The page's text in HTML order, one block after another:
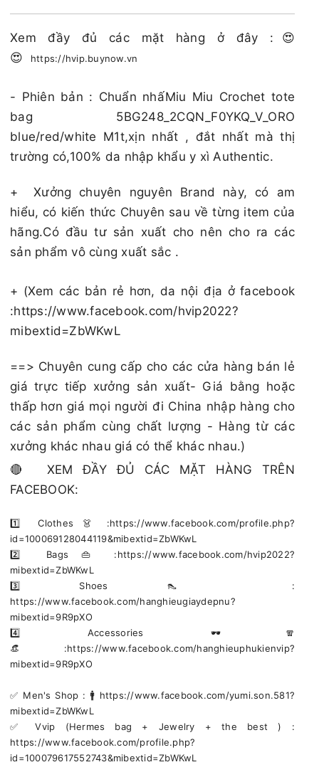
Xem đầy đủ các mặt hàng ở đây :😍
😍
https://hvip.buynow.vn
- Phiên bản : Chuẩn nhấMiu Miu Crochet tote
bag 5BG248_2CQN_F0YKQ_V_ORO
blue/red/white M1t,xịn nhất , đắt nhất mà thị
trường có,100% da nhập khẩu y xì Authentic.
+Xưởng chuyên nguyên Brand này, có am
hiểu, có kiến thức Chuyên sau về từng item của
hãng.Có đầu tư sản xuất cho nên cho ra các
sản phẩm vô cùng xuất sắc .
+ (Xem các bản rẻ hơn, da nội địa ở facebook
:https://www.facebook.com/hvip2022?
mibextid=ZbWKwL
==> Chuyên cung cấp cho các cửa hàng bán lẻ
giá trực tiếp xưởng sản xuất- Giá bằng hoặc
thấp hơn giá mọi người đi China nhập hàng cho
các sản phẩm cùng chất lượng - Hàng từ các
xưởng khác nhau giá có thể khác nhau.)
🔴 XEM ĐẦY ĐỦ CÁC MẶT HÀNG TRÊN
FACEBOOK:
1️⃣ Clothes 👗 :https://www.facebook.com/profile.php?
id=100069128044119&mibextid=ZbWKwL
2️⃣ Bags 👜 :https://www.facebook.com/hvip2022?
mibextid=ZbWKwL
3️⃣ Shoes 👠 :
https://www.facebook.com/hanghieugiaydepnu?
mibextid=9R9pXO
4️⃣ Accessories 🕶🧣
👒:https://www.facebook.com/hanghieuphukienvip?
mibextid=9R9pXO
✅️ Men's Shop : 🚹 https://www.facebook.com/yumi.son.581?
mibextid=ZbWKwL
✅️ Vvip (Hermes bag + Jewelry + the best ) :
https://www.facebook.com/profile.php?
id=100079617552743&mibextid=ZbWKwL